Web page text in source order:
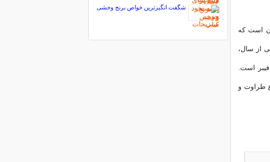
است که
از سال،
است.
چرب امگا ۳ هستند و نعناع طراوت و
شگفت انگیزترین خواص برنج وحشی